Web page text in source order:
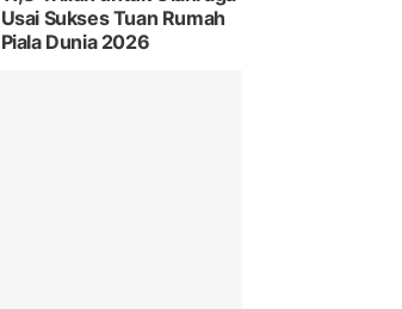
Usai Sukses Tuan Rumah
Piala Dunia 2026